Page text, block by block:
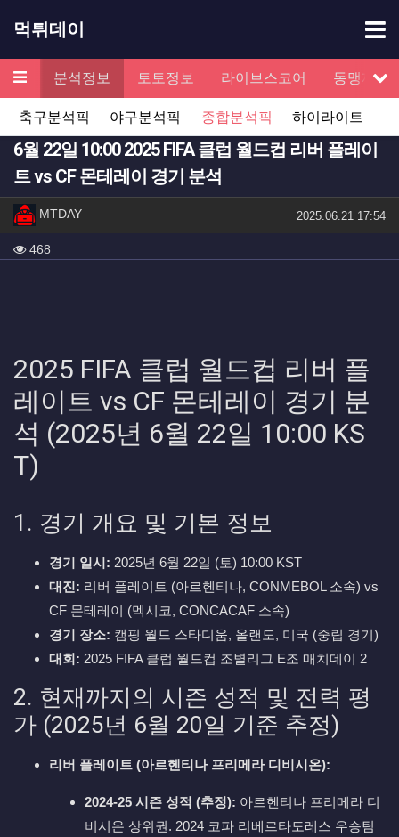
먹튀데이
메뉴
증 분석정보 토토정보 라이브스코어
동맹제휴
축구분석픽
야구분석픽 종합분석픽 하이라이트
6월 22일 10:00 2025 FIFA 클럽 월드컵 리버 플레이
트 vs CF 몬테레이 경기 분석
작성자 정보
MTDAY작성 작성일
2025.06.21 17:54
컨텐츠 정보
468
2025 FIFA 클럽 월드컵 리버 플
레이트 vs CF 몬테레이 경기 분
석 (2025년 6월 22일 10:00 KS
T)
1. 경기 개요 및 기본 정보
경기 일시: 2025년 6월 22일 (토) 10:00 KST
대진: 리버 플레이트 (아르헨티나, CONMEBOL 소속) vs
CF 몬테레이 (멕시코, CONCACAF 소속)
경기 장소: 캠핑 월드 스타디움, 올랜도, 미국 (중립 경기)
대회: 2025 FIFA 클럽 월드컵 조별리그 E조 매치데이 2
2. 현재까지의 시즌 성적 및 전력 평
가 (2025년 6월 20일 기준 추정)
리버 플레이트 (아르헨티나 프리메라 디비시온):
2024-25 시즌 성적 (추정): 아르헨티나 프리메라 디
비시온 상위권. 2024 코파 리베르타도레스 우승팀